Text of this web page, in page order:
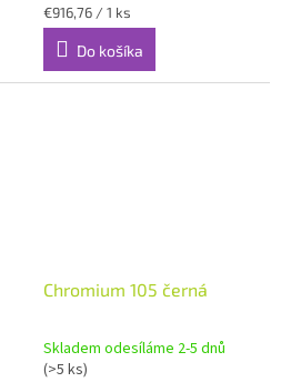
Jednotková
cena:
€916,76 / 1 ks
Do košíka
Chromium 105 černá
Skladem odesíláme 2-5 dnů
(>5 ks)